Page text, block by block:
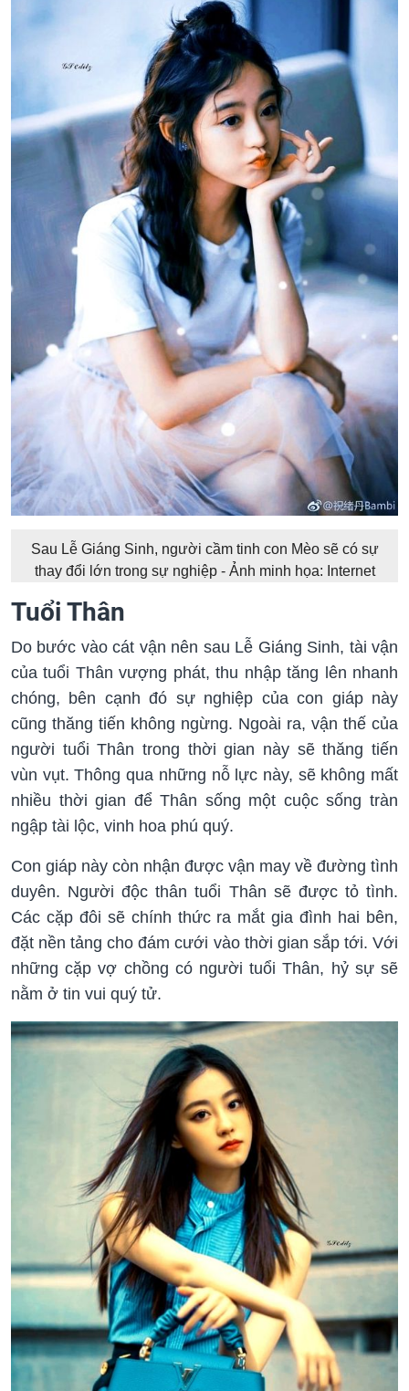
Sau Lễ Giáng Sinh, người cầm tinh con Mèo sẽ có sự
thay đổi lớn trong sự nghiệp - Ảnh minh họa: Internet
Tuổi Thân
Do bước vào cát vận nên sau Lễ Giáng Sinh, tài vận
của tuổi Thân vượng phát, thu nhập tăng lên nhanh
chóng, bên cạnh đó sự nghiệp của con giáp này
cũng thăng tiến không ngừng. Ngoài ra, vận thế của
người tuổi Thân trong thời gian này sẽ thăng tiến
vùn vụt. Thông qua những nỗ lực này, sẽ không mất
nhiều thời gian để Thân sống một cuộc sống tràn
ngập tài lộc, vinh hoa phú quý.
Con giáp này còn nhận được vận may về đường tình
duyên. Người độc thân tuổi Thân sẽ được tỏ tình.
Các cặp đôi sẽ chính thức ra mắt gia đình hai bên,
đặt nền tảng cho đám cưới vào thời gian sắp tới. Với
những cặp vợ chồng có người tuổi Thân, hỷ sự sẽ
nằm ở tin vui quý tử.